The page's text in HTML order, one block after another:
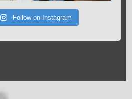
Follow on Instagram